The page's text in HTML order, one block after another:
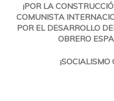
¡POR LA
COMUNISTA
POR EL DESARROLLO
OBRERO